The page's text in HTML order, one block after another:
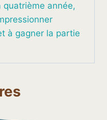
année,
à gagner la partie